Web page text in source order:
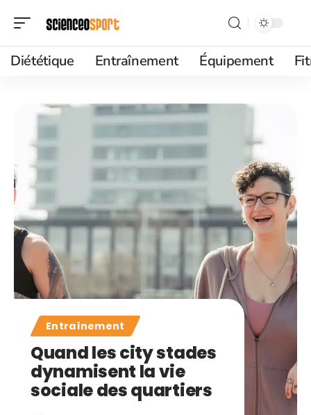
Diététique Entraînement Équipement
Entraînement
Quand les city stades
dynamisent la vie
sociale des quartiers